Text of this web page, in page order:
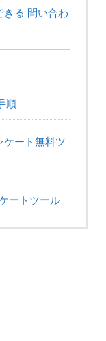
る 問い合わ
順
ケート無料ツ
ートツール